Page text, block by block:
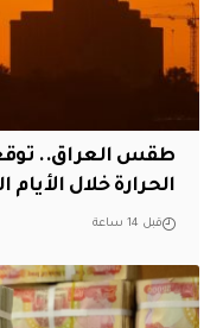
طقس العراق..
الحرارة خلال الأيام
قبل 14 ساعة